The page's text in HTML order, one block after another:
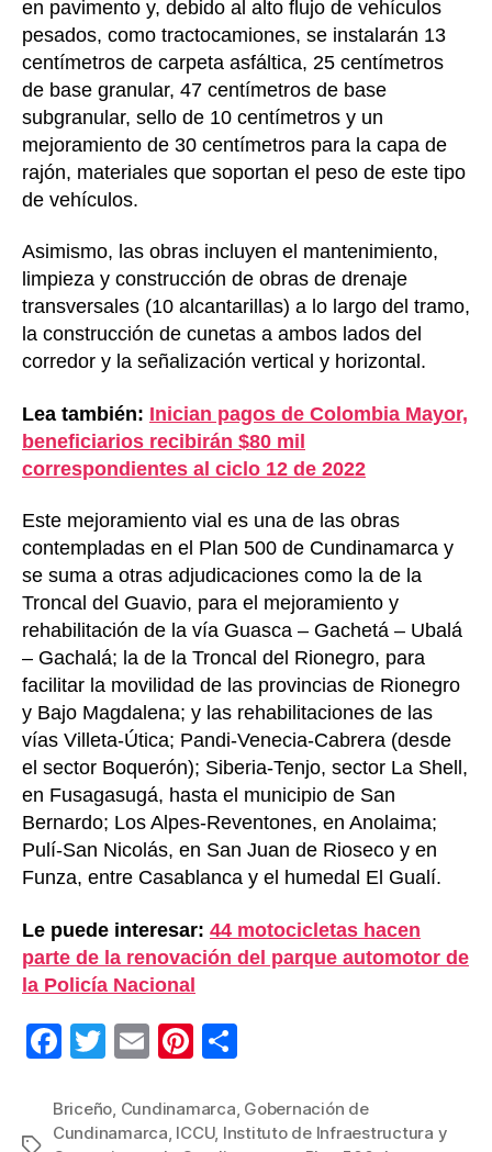
en pavimento y, debido al alto flujo de vehículos
pesados, como tractocamiones, se instalarán 13
centímetros de carpeta asfáltica, 25 centímetros
de base granular, 47 centímetros de base
subgranular, sello de 10 centímetros y un
mejoramiento de 30 centímetros para la capa de
rajón, materiales que soportan el peso de este tipo
de vehículos.
Asimismo, las obras incluyen el mantenimiento,
limpieza y construcción de obras de drenaje
transversales (10 alcantarillas) a lo largo del tramo,
la construcción de cunetas a ambos lados del
corredor y la señalización vertical y horizontal.
Lea también: Inician pagos de Colombia Mayor,
beneficiarios recibirán $80 mil
correspondientes al ciclo 12 de 2022
Este mejoramiento vial es una de las obras
contempladas en el Plan 500 de Cundinamarca y
se suma a otras adjudicaciones como la de la
Troncal del Guavio, para el mejoramiento y
rehabilitación de la vía Guasca – Gachetá – Ubalá
– Gachalá; la de la Troncal del Rionegro, para
facilitar la movilidad de las provincias de Rionegro
y Bajo Magdalena; y las rehabilitaciones de las
vías Villeta-Útica; Pandi-Venecia-Cabrera (desde
el sector Boquerón); Siberia-Tenjo, sector La Shell,
en Fusagasugá, hasta el municipio de San
Bernardo; Los Alpes-Reventones, en Anolaima;
Pulí-San Nicolás, en San Juan de Rioseco y en
Funza, entre Casablanca y el humedal El Gualí.
Le puede interesar: 44 motocicletas hacen
parte de la renovación del parque automotor de
la Policía Nacional
F
c
T
tt
E
ail
Pi
er m
Etiquetas
Briceño, Cundinamarca, Gobernación de
Cundinamarca, ICCU, Instituto de Infraestructura y